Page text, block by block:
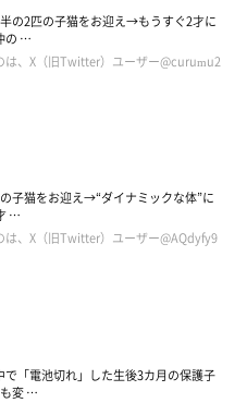
皆さんはうにちゃん、もーち
好みでしたか？ さて、次回は
！
の2匹の子猫をお迎え→もうすぐ2才に
の …
は、X（旧Twitter）ユーザー@curumu2
子猫をお迎え→“ダイナミックな体”に
…
は、X（旧Twitter）ユーザー@AQdyfy9
で「電池切れ」した生後3カ月の保護子
変 …